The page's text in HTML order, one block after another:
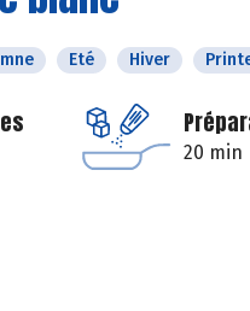
Eté Hiver
20 min